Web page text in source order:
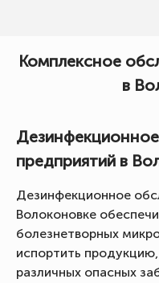
Комплексное
в
предприятий в
Дезинфекционное
Волоконовке
болезнетворных
испортить
различных опасных